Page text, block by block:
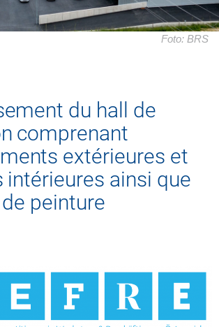
Foto: BRS
du hall de
comprenant
extérieures et
intérieures ainsi que
peinture